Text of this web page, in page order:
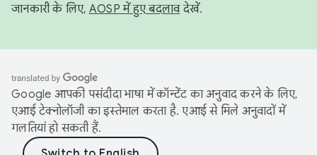
जानकारी के लिए, AOSP में हुए बदलावदेखें.
Google आपकी पसंदीदा भाषा में कॉन्टेंट का अनुवाद करने के लिए,
एआई टेक्नोलॉजी का इस्तेमाल करता है. एआई से मिले अनुवादों में
गलतियां हो सकती हैं.